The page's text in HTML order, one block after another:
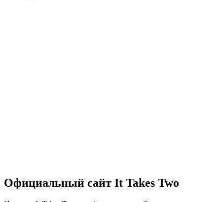
Официальный сайт It Takes Two